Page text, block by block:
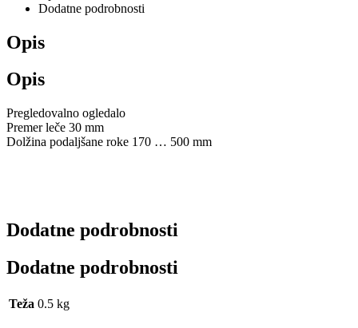
Dodatne podrobnosti
Opis
Opis
Pregledovalno ogledalo
Premer leče 30 mm
Dolžina podaljšane roke 170 … 500 mm
Dodatne podrobnosti
Dodatne podrobnosti
Teža 0.5 kg